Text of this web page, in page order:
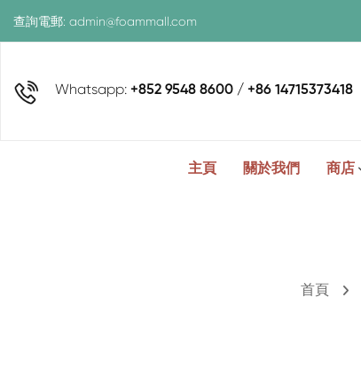
查詢電郵: admin@foammall.com
Whatsapp: +852 9548 8600 / +86 14715373418
主頁 關於我們 商店
首頁